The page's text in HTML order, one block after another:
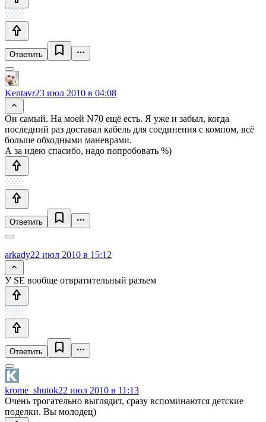
Ответить
Kentavr23 июл 2010 в 04:08
Он самый. На моей N70 ещё есть. Я уже и забыл, когда
последний раз доставал кабель для соединения с компом, всё
больше обходными маневрами.
А за идею спасибо, надо попробовать %)
Ответить
arkady22 июл 2010 в 15:12
У SE вообще отвратительный разъем
Ответить
krome_shutok22 июл 2010 в 11:13
Очень трогательно выглядит, сразу вспоминаются детские
поделки. Вы молодец)